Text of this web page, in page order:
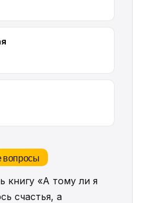
вопросы
книгу «А тому ли я
счастья, а